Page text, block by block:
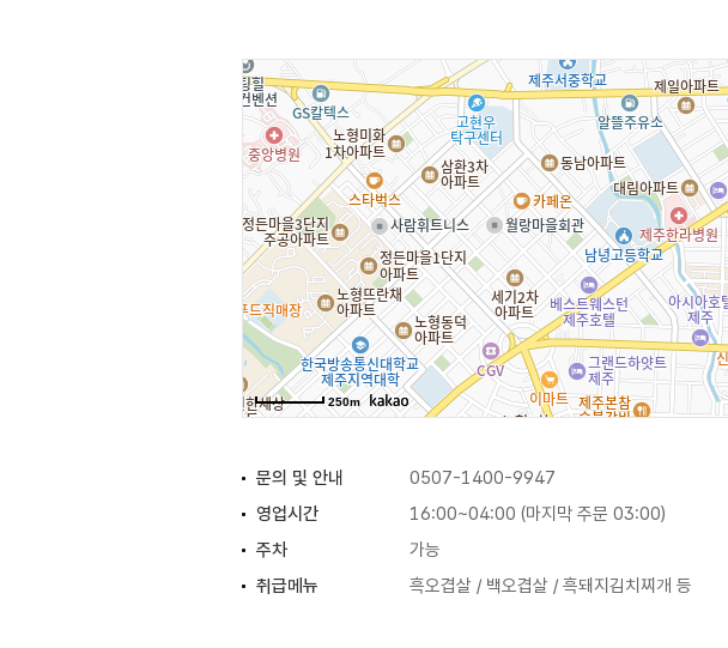
250m
문의 및 안내 0507-1400-9947
영업시간
16:00~04:00 (마지막 주문 03:00)
주차
가능
취급메뉴
흑오겹살 / 백오겹살 / 흑돼지김치찌개 등